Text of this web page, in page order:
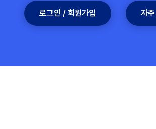
로그인 / 회원가입 자